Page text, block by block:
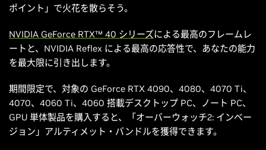
ポイント」で火花を散らそう。
NVIDIA GeForce RTX™ 40 シリーズによる最高のフレームレ
ートと、NVIDIA Reflex による最高の応答性で、あなたの能力
を最大限に引き出します。
期間限定で、対象の GeForce RTX 4090、4080、4070 Ti、
4070、4060 Ti、4060 搭載デスクトップ PC、ノート PC、
GPU 単体製品を購入すると、「オーバーウォッチ2: インベー
ジョン」アルティメット・バンドルを獲得できます。